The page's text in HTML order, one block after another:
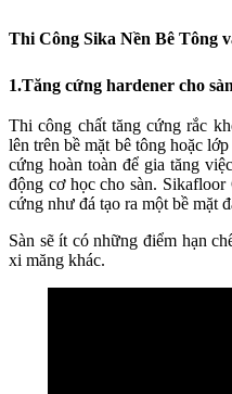
Thi Công Sika Nền Bê Tông
1.Tăng cứng hardener cho
Thi công chất tăng cứng rắc
lên trên bề mặt bê tông hoặc
cứng hoàn toàn để gia tăng
động cơ học cho sàn.
cứng như đá tạo ra một bề mặt
Sàn sẽ ít có những điểm hạn
xi măng khác.